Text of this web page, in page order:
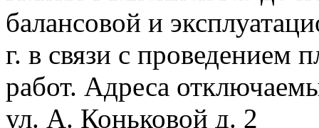
балансовой и
г. в связи с проведением
работ. Адреса
ул. А. Коньковой д. 2